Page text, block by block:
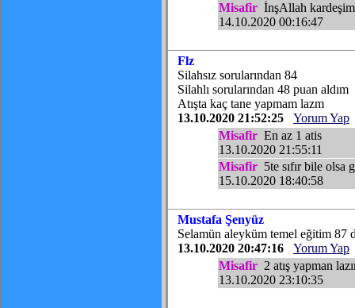
Misafir İnşAllah kardeşim
14.10.2020 00:16:47
Flz
Silahsız sorularından 84
Silahlı sorularından 48 puan aldım
Atışta kaç tane yapmam lazm
13.10.2020 21:52:25
Yorum Yap
Misafir En az 1 atis
13.10.2020 21:55:11
Misafir 5te sıfır bile olsa
15.10.2020 18:40:58
Mustafa Şenyüz
Selamün aleyküm temel eğitim 87
13.10.2020 20:47:16
Yorum Yap
Misafir 2 atış yapman
13.10.2020 23:10:35